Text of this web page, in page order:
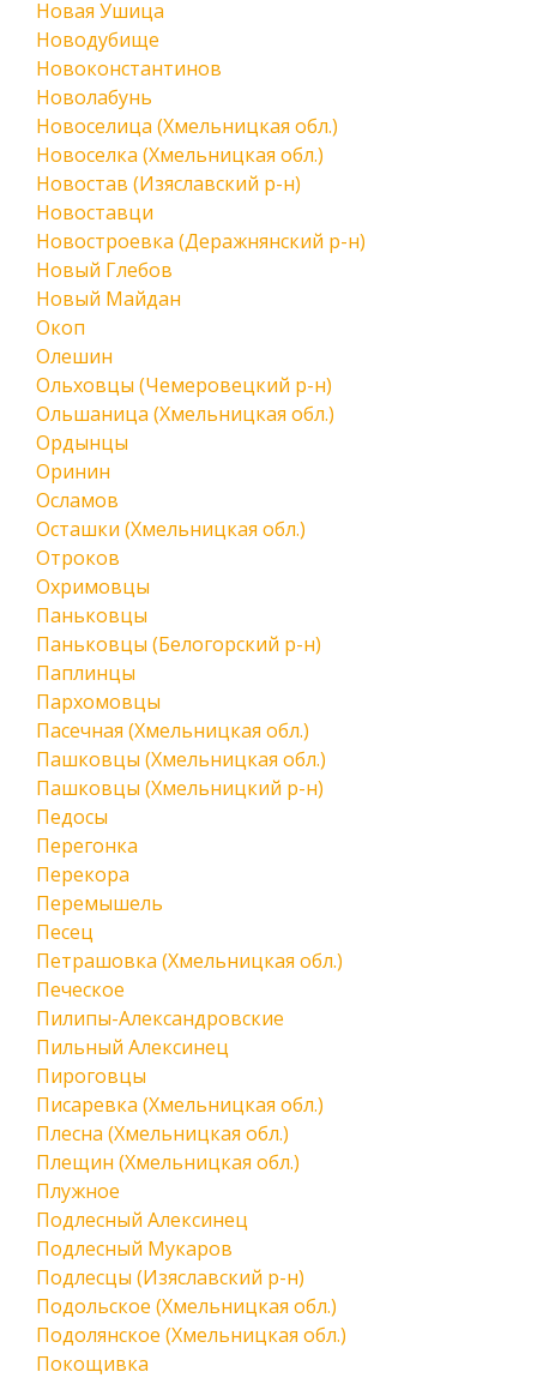
Новая Ушица
Новодубище
Новоконстантинов
Новолабунь
Новоселица (Хмельницкая обл.)
Новоселка (Хмельницкая обл.)
Новостав (Изяславский р-н)
Новоставци
Новостроевка (Деражнянский р-н)
Новый Глебов
Новый Майдан
Окоп
Олешин
Ольховцы (Чемеровецкий р-н)
Ольшаница (Хмельницкая обл.)
Ордынцы
Оринин
Осламов
Осташки (Хмельницкая обл.)
Отроков
Охримовцы
Паньковцы
Паньковцы (Белогорский р-н)
Паплинцы
Пархомовцы
Пасечная (Хмельницкая обл.)
Пашковцы (Хмельницкая обл.)
Пашковцы (Хмельницкий р-н)
Педосы
Перегонка
Перекора
Перемышель
Песец
Петрашовка (Хмельницкая обл.)
Печеское
Пилипы-Александровские
Пильный Алексинец
Пироговцы
Писаревка (Хмельницкая обл.)
Плесна (Хмельницкая обл.)
Плещин (Хмельницкая обл.)
Плужное
Подлесный Алексинец
Подлесный Мукаров
Подлесцы (Изяславский р-н)
Подольское (Хмельницкая обл.)
Подолянское (Хмельницкая обл.)
Покощивка